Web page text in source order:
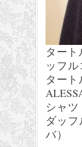
ター
ッフル
ター
シャ
ダッ
バ）